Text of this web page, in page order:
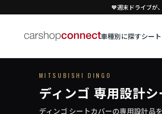
🧡週末ドライブが
車種別に探すシー
専用シートカ
MITSUBISHI DINGO
ディンゴ 専用設計
ディンゴ シートカバーの専用設計品